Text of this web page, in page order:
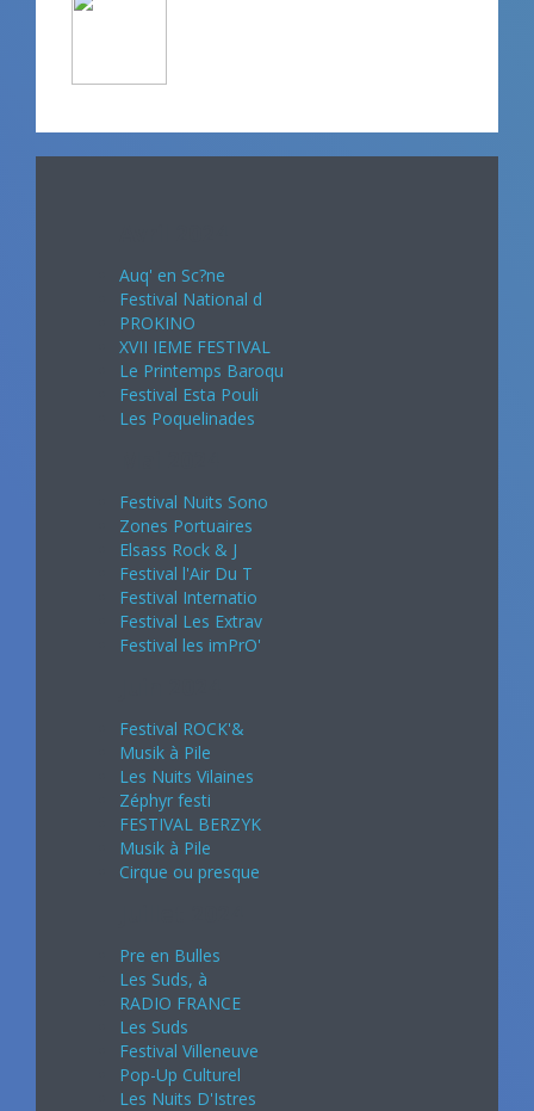
Auq' en Sc?ne
Festival National d
PROKINO
XVII IEME FESTIVAL
Le Printemps Baroqu
Festival Esta Pouli
Les Poquelinades
Festival Nuits Sono
Zones Portuaires
Elsass Rock & J
Festival l'Air Du T
Festival Internatio
Festival Les Extrav
Festival les imPrO'
Festival ROCK'&
Musik à Pile
Les Nuits Vilaines
Zéphyr festi
FESTIVAL BERZYK
Musik à Pile
Cirque ou presque
Pre en Bulles
Les Suds, à
RADIO FRANCE
Les Suds
Festival Villeneuve
Pop-Up Culturel
Les Nuits D'Istres